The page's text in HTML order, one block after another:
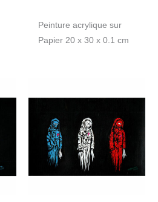
Peinture acrylique sur
Papier 20 x 30 x 0.1 cm